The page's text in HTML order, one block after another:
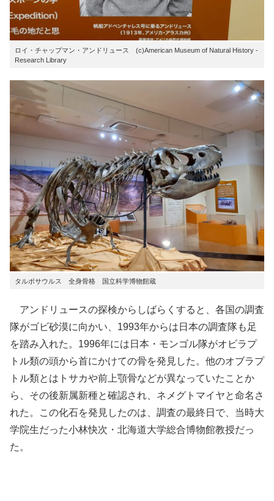
ロイ・チャップマン・アンドリュース (c)American Museum of Natural History -
Research Library
タルボサウルス 全身骨格 国立科学博物館蔵
アンドリュースの探検からしばらくすると、各国の調査
隊がゴビ砂漠に向かい、1993年からは日本の調査隊も足
を踏み入れた。1996年には日本・モンゴル隊がオビラプ
トル類の頭から首にかけての骨を発見した。他のオブラプ
トル類とはトサカや前上顎骨などが異なっていたことか
ら、その後新属新種と確認され、ネメグトマイヤと命名さ
れた。この化石を発見したのは、調査の最終日で、当時大
学院生だった小林快次・北海道大学総合博物館教授だっ
た。